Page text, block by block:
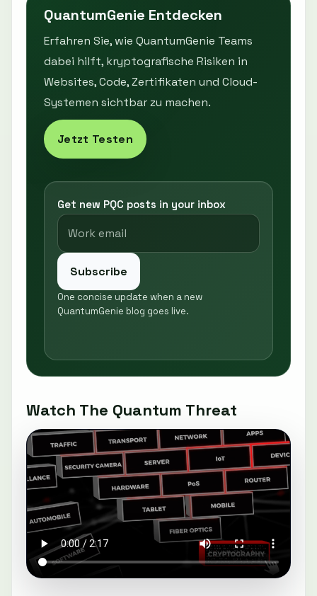
QuantumGenie Entdecken
Erfahren Sie, wie QuantumGenie Teams
dabei hilft, kryptografische Risiken in
Websites, Code, Zertifikaten und Cloud-
Systemen sichtbar zu machen.
Jetzt Testen
Get new PQC posts in your inbox
Subscribe
One concise update when a new
QuantumGenie blog goes live.
Watch The Quantum Threat